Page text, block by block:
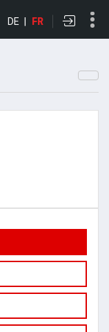
DE | FR